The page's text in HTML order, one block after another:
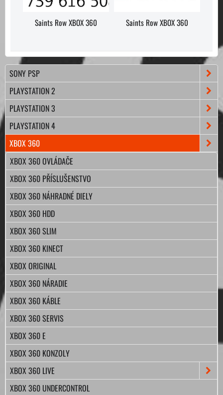
Saints Row XBOX 360 Saints Row XBOX 360
SONY PSP
PLAYSTATION 2
PLAYSTATION 3
PLAYSTATION 4
XBOX 360
XBOX 360 OVLÁDAČE
XBOX 360 PŘÍSLUŠENSTVO
XBOX 360 NÁHRADNÉ DIELY
XBOX 360 HDD
XBOX 360 SLIM
XBOX 360 KINECT
XBOX ORIGINAL
XBOX 360 NÁRADIE
XBOX 360 KÁBLE
XBOX 360 SERVIS
XBOX 360 E
XBOX 360 KONZOLY
XBOX 360 LIVE
XBOX 360 UNDERCONTROL